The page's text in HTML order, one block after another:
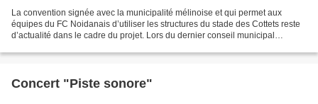
La convention signée avec la municipalité mélinoise et qui permet aux
équipes du FC Noidanais d’utiliser les structures du stade des Cottets reste
d’actualité dans le cadre du projet. Lors du dernier conseil municipal
Concert "Piste sonore"